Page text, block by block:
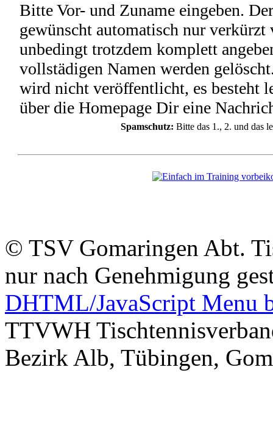
Bitte Vor- und Zuname eingeben.
gewünscht automatisch nur
unbedingt trotzdem komplett
vollstädigen Namen werden
wird nicht veröffentlicht, es besteht
über die Homepage Dir eine
Spamschutz: Bitte das 1., 2. und das
© TSV Gomaringen Abt.
nur nach Genehmigung
DHTML/JavaScript Menu
TTVWH
Bezirk Alb, Tübingen,